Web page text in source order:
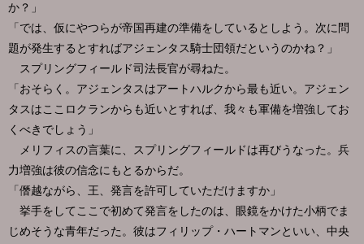
か？」
「では、仮にやつらが帝国再建の準備をしているとしよう。次に問
題が発生するとすればアジェンタス騎士団領だというのかね？」
スプリングフィールド司法長官が尋ねた。
「おそらく。アジェンタスはアートハルクから最も近い。アジェン
タスはここロクランからも近いとすれば、我々も軍備を増強してお
くべきでしょう」
メリフィスの言葉に、スプリングフィールドは再びうなった。兵
力増強は彼の信念にもとるからだ。
「僭越ながら、王、発言を許可していただけますか」
挙手をしてここで初めて発言をしたのは、眼鏡をかけた小柄でま
じめそうな青年だった。彼はフィリップ・ハートマンといい、中央